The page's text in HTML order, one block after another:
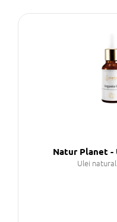
Natur Planet -
Ulei